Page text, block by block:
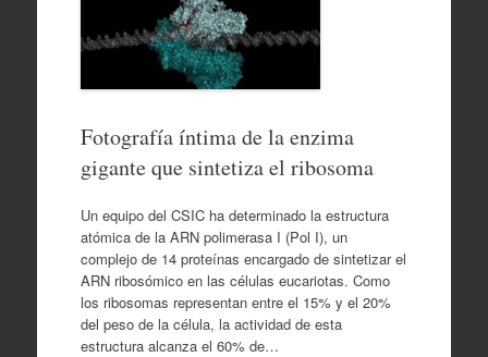
Fotografía íntima de la enzima
gigante que sintetiza el ribosoma
Un equipo del CSIC ha determinado la estructura
atómica de la ARN polimerasa I (Pol I), un
complejo de 14 proteínas encargado de sintetizar el
ARN ribosómico en las células eucariotas. Como
los ribosomas representan entre el 15% y el 20%
del peso de la célula, la actividad de esta
estructura alcanza el 60% de…